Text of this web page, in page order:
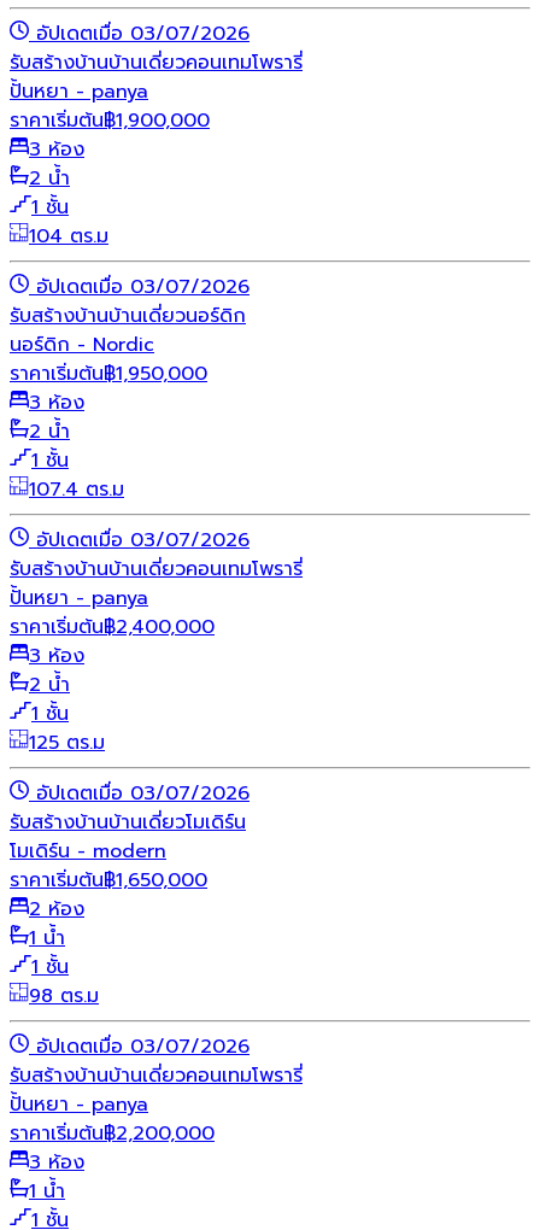
อัปเดตเมื่อ 03/07/2026
รับสร้างบ้านบ้านเดี่ยวคอนเทมโพรารี่
ปั้นหยา - panya
ราคาเริ่มต้น฿1,900,000
3 ห้อง
2 น้ำ
1 ชั้น
104 ตร.ม
อัปเดตเมื่อ 03/07/2026
รับสร้างบ้านบ้านเดี่ยวนอร์ดิก
นอร์ดิก - Nordic
ราคาเริ่มต้น฿1,950,000
3 ห้อง
2 น้ำ
1 ชั้น
107.4 ตร.ม
อัปเดตเมื่อ 03/07/2026
รับสร้างบ้านบ้านเดี่ยวคอนเทมโพรารี่
ปั้นหยา - panya
ราคาเริ่มต้น฿2,400,000
3 ห้อง
2 น้ำ
1 ชั้น
125 ตร.ม
อัปเดตเมื่อ 03/07/2026
รับสร้างบ้านบ้านเดี่ยวโมเดิร์น
โมเดิร์น - modern
ราคาเริ่มต้น฿1,650,000
2 ห้อง
1 น้ำ
1 ชั้น
98 ตร.ม
อัปเดตเมื่อ 03/07/2026
รับสร้างบ้านบ้านเดี่ยวคอนเทมโพรารี่
ปั้นหยา - panya
ราคาเริ่มต้น฿2,200,000
3 ห้อง
1 น้ำ
1 ชั้น